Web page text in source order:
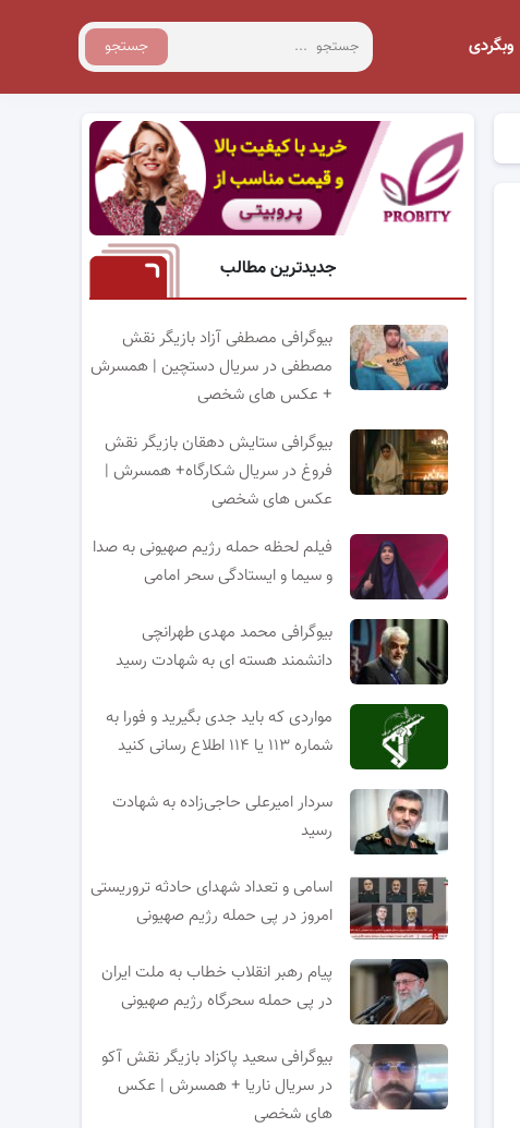
جستجو وبگردی
جدیدترین مطالب
بیوگرافی مصطفی آزاد بازیگر نقش
مصطفی در سریال دستچین | همسرش
+ عکس های شخصی
بیوگرافی ستایش دهقان بازیگر نقش
فروغ در سریال شکارگاه+ همسرش |
عکس های شخصی
فیلم لحظه حمله رژیم صهیونی به صدا
و سیما و ایستادگی سحر امامی
بیوگرافی محمد مهدی طهرانچی
دانشمند هسته ای به شهادت رسید
مواردی که باید جدی بگیرید و فورا به
شماره ۱۱۳ یا ۱۱۴ اطلاع رسانی کنید
سردار امیرعلی حاجی‌زاده به شهادت
رسید
اسامی و تعداد شهدای حادثه تروریستی
امروز در پی حمله رژیم صهیونی
پیام رهبر انقلاب خطاب به ملت ایران
در پی حمله سحرگاه رژیم صهیونی
بیوگرافی سعید پاکزاد بازیگر نقش آکو
در سریال ناریا + همسرش | عکس
های شخصی